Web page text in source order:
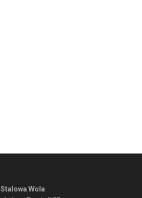
Stalowa Wola